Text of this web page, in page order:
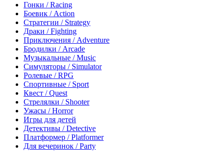
Гонки / Racing
Боевик / Action
Стратегии / Strategy
Драки / Fighting
Приключения / Adventure
Бродилки / Arcade
Музыкальные / Music
Симуляторы / Simulator
Ролевые / RPG
Спортивные / Sport
Квест / Quest
Стрелялки / Shooter
Ужасы / Horror
Игры для детей
Детективы / Detective
Платформер / Platformer
Для вечеринок / Party